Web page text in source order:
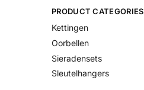
PRODUCT CATEGORIES
Kettingen
Oorbellen
Sieradensets
Sleutelhangers